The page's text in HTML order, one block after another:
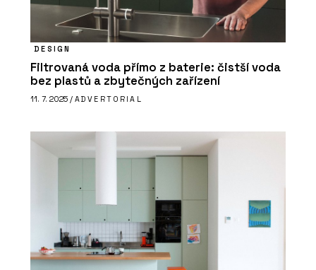
PRODUKTY
Pórobetonový stavební materiál
Ytong - Xella
SLUŽBY
DESIGN
Filtrovaná voda přímo z baterie: čistší voda
bez plastů a zbytečných zařízení
11. 7. 2025 / ADVERTORIAL